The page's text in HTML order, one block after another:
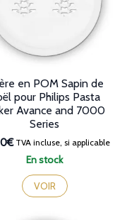
En stock
en POM Sapin de
pour Philips Pasta
Avance and 7000
Series
TVA incluse, si applicable
VOIR